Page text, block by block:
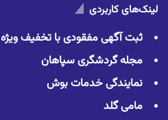
لینک‌های کاربردی
ثبت آگهی مفقودی با تخفیف ویژه
مجله گردشگری سپاهان
نمایندگی خدمات بوش
مامی گلد